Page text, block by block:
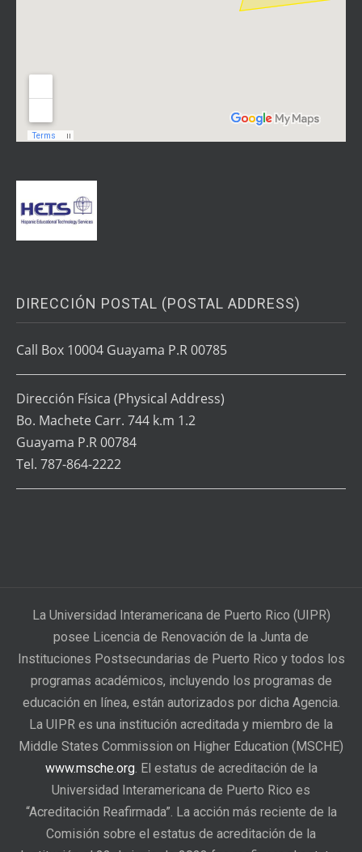
DIRECCIÓN POSTAL (POSTAL ADDRESS)
Call Box 10004 Guayama P.R 00785
Dirección Física (Physical Address)
Bo. Machete Carr. 744 k.m 1.2
Guayama P.R 00784
Tel. 787-864-2222
La Universidad Interamericana de Puerto Rico (UIPR)
posee Licencia de Renovación de la Junta de
Instituciones Postsecundarias de Puerto Rico y todos los
programas académicos, incluyendo los programas de
educación en línea, están autorizados por dicha Agencia.
La UIPR es una institución acreditada y miembro de la
Middle States Commission on Higher Education (MSCHE)
www.msche.org. El estatus de acreditación de la
Universidad Interamericana de Puerto Rico es
“Acreditación Reafirmada”. La acción más reciente de la
Comisión sobre el estatus de acreditación de la